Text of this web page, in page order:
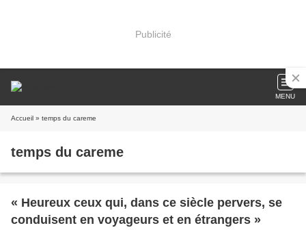
Publicité
MENU
Accueil » temps du careme
temps du careme
« Heureux ceux qui, dans ce siècle pervers, se
conduisent en voyageurs et en étrangers »